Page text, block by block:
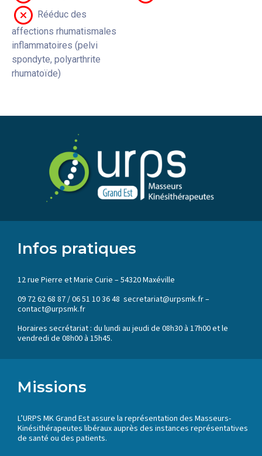
Rééduc des
affections rhumatismales
inflammatoires (pelvi
spondyte, polyarthrite
rhumatoïde)
Infos pratiques
12 rue Pierre et Marie Curie – 54320 Maxéville
09 72 62 68 87 / 06 51 10 36 48 secretariat@urpsmk.fr –
contact@urpsmk.fr
Horaires secrétariat : du lundi au jeudi de 08h30 à 17h00 et le
vendredi de 08h00 à 15h45.
Missions
L’URPS MK Grand Est assure la représentation des Masseurs-
Kinésithérapeutes libéraux auprès des instances représentatives
de santé ou des patients.